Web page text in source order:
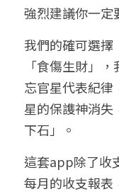
強烈建議你一定
我們的確可選擇
「食傷生財」
忘官星代表紀
星的保謢神消失
下石」。
這套app除了收
每月的收支報表